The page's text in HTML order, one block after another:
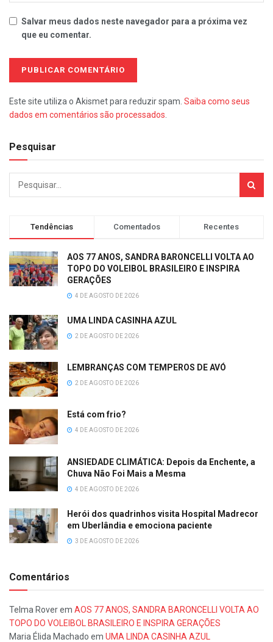
Salvar meus dados neste navegador para a próxima vez
que eu comentar.
Este site utiliza o Akismet para reduzir spam. Saiba como seus
dados em comentários são processados
Pesquisar
Tendências Comentados Recentes
AOS 77 ANOS, SANDRA BARONCELLI VOLTA AO
TOPO DO VOLEIBOL BRASILEIRO E INSPIRA
GERAÇÕES
4 DE AGOSTO DE 2026
UMA LINDA CASINHA AZUL
2 DE AGOSTO DE 2026
LEMBRANÇAS COM TEMPEROS DE AVÓ
2 DE AGOSTO DE 2026
Está com frio?
4 DE AGOSTO DE 2026
ANSIEDADE CLIMÁTICA: Depois da Enchente, a
Chuva Não Foi Mais a Mesma
4 DE AGOSTO DE 2026
Herói dos quadrinhos visita Hospital Madrecor
em Uberlândia e emociona paciente
3 DE AGOSTO DE 2026
Comentários
Telma Roverem AOS 77 ANOS, SANDRA BARONCELLI VOLTA AO
TOPO DO VOLEIBOL BRASILEIRO E INSPIRA GERAÇÕES
Maria Élida Machado em UMA LINDA CASINHA AZUL